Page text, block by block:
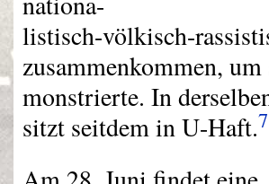
listisch-völkisch-
zusammenkommen,
monstrierte. In
sitzt seitdem in U-Haft.7